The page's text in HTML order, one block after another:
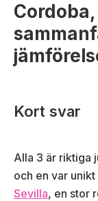
Kort svar
Alla 3 är riktiga
och en var
Sevilla, en stor